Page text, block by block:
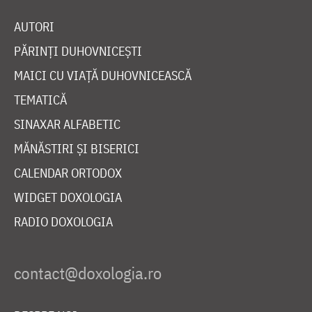
AUTORI
PĂRINȚI DUHOVNICEȘTI
MAICI CU VIAȚĂ DUHOVNICEASCĂ
TEMATICĂ
SINAXAR ALFABETIC
MĂNĂSTIRI ȘI BISERICI
CALENDAR ORTODOX
WIDGET DOXOLOGIA
RADIO DOXOLOGIA